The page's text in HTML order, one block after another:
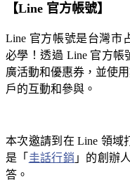
【Line 官方帳號】
Line 官方帳號是台灣市
必學！透過 Line 官方帳
廣活動和優惠券，並使
戶的互動和參與。
本次邀請到在 Line 領域
是「 圭話行銷 」的創辦
答。